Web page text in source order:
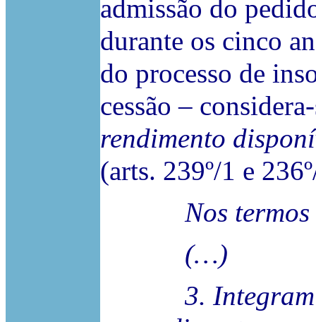
admissão do
durante os cinco
do processo de
cessão –
rendimento
(arts. 239º/1 e
Nos
(…)
3. Integram o